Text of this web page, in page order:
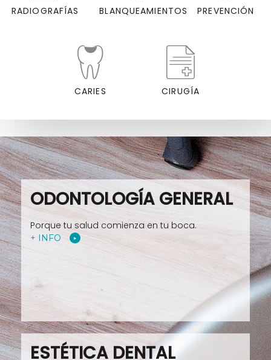
RADIOGRAFÍAS BLANQUEAMIENTOS PREVENCIÓN
CARIES CIRUGÍA
ODONTOLOGÍA GENERAL
Porque tu salud comienza en tu boca.
+ INFO
ESTÉTICA DENTAL